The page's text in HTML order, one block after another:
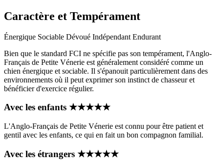
Caractère et Tempérament
Énergique Sociable Dévoué Indépendant Endurant
Bien que le standard FCI ne spécifie pas son tempérament, l'Anglo-
Français de Petite Vénerie est généralement considéré comme un
chien énergique et sociable. Il s'épanouit particulièrement dans des
environnements où il peut exprimer son instinct de chasseur et
bénéficier d'exercice régulier.
Avec les enfants ★★★★★
L'Anglo-Français de Petite Vénerie est connu pour être patient et
gentil avec les enfants, ce qui en fait un bon compagnon familial.
Avec les étrangers ★★★★★